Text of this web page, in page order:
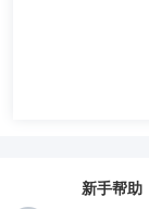
新手帮助